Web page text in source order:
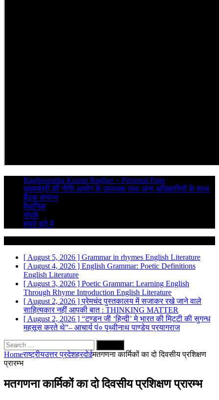
Raghavendra Kumar Raghav – Personal Page
मुख्यमंत्री की नीति आयोग के उपाध्यक्ष तथा अन्य अधिकारियों के साथ
बैठक सम्पन्न
वैधानिक
संपर्क
हमारे बारे में
[ August 5, 2026 ] Grammar in rhymes English Literature
[ August 4, 2026 ] English Grammar: Poetic Definitions
English Literature
[ August 3, 2026 ] Poetic Grammar: Learning English
Through Rhyme Introduction English Literature
[ August 2, 2026 ]प्रेमचंद पुस्तकालय में सजाकर रखे जाने वाले
साहित्यकार नहीं आपकी बात : THINKING MATTER
[ August 2, 2026 ] “टण्डन जी ‘हिन्दी’ मे भारत की मिट्टी की सुगन्ध
महसूस करते थे”– आचार्य पं० पृथ्वीनाथ पाण्डेयप्रयागराज
Search
for:
Homeराष्ट्रीयउत्तर प्रदेशहरदोईमतगणना कार्मिकों का दो दिवसीय प्रशिक्षण
प्रारम्भ
मतगणना कार्मिकों का दो दिवसीय प्रशिक्षण प्रारम्भ